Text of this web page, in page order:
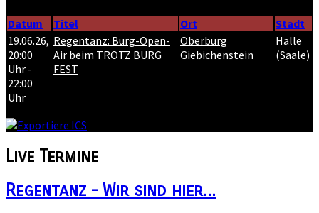
Datum
Titel Ort
Stadt
19.06.26,
20:00
Uhr -
22:00
Uhr
Regentanz: Burg-Open-
Air beim TROTZ BURG
FEST
Oberburg
Giebichenstein
Halle
(Saale)
Live Termine
Regentanz - Wir sind hier...